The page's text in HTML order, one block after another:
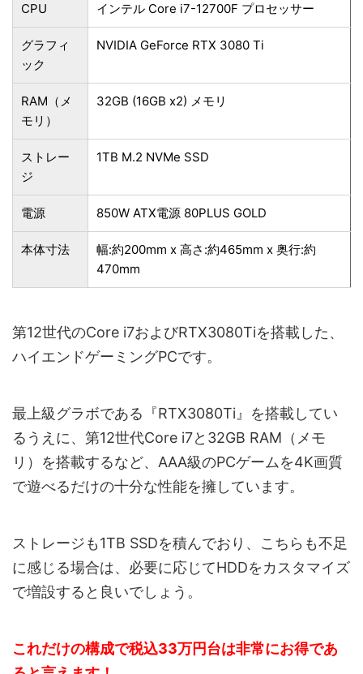
CPU インテル Core i7-12700F プロセッサー
グラフィ
ック
NVIDIA GeForce RTX 3080 Ti
RAM（メ
モリ）
32GB (16GB x2) メモリ
ストレー
ジ
1TB M.2 NVMe SSD
電源 850W ATX電源 80PLUS GOLD
本体寸法
幅:約200mm x 高さ:約465mm x 奥行:約
470mm
第12世代のCore i7およびRTX3080Tiを搭載した、
ハイエンドゲーミングPCです。
最上級グラボである『RTX3080Ti』を搭載してい
るうえに、第12世代Core i7と32GB RAM（メモ
リ）を搭載するなど、AAA級のPCゲームを4K画質
で遊べるだけの十分な性能を擁しています。
ストレージも1TB SSDを積んでおり、こちらも不足
に感じる場合は、必要に応じてHDDをカスタマイズ
で増設すると良いでしょう。
これだけの構成で税込33万円台は非常にお得であ